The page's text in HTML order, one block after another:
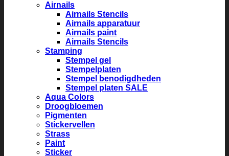
Airnails
Airnails Stencils
Airnails apparatuur
Airnails paint
Airnails Stencils
Stamping
Stempel gel
Stempelplaten
Stempel benodigdheden
Stempel platen SALE
Aqua Colors
Droogbloemen
Pigmenten
Stickervellen
Strass
Paint
Sticker